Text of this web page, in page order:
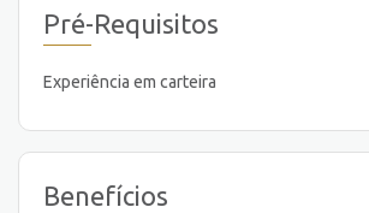
Pré-Requisitos
Experiência em carteira
Benefícios